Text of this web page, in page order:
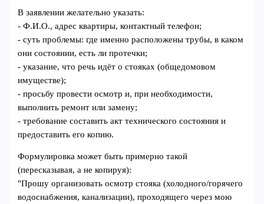
В заявлении желательно указать:
- Ф.И.О., адрес квартиры, контактный телефон;
- суть проблемы: где именно расположены трубы, в каком
они состоянии, есть ли протечки;
- указание, что речь идёт о стояках (общедомовом
имуществе);
- просьбу провести осмотр и, при необходимости,
выполнить ремонт или замену;
- требование составить акт технического состояния и
предоставить его копию.
Формулировка может быть примерно такой
(пересказывая, а не копируя):
"Прошу организовать осмотр стояка (холодного/горячего
водоснабжения, канализации), проходящего через мою